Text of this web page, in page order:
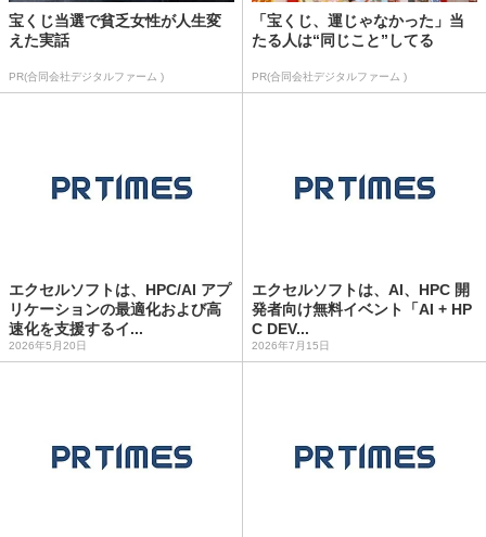
宝くじ当選で貧乏女性が人生変
えた実話
PR(合同会社デジタルファーム )
「宝くじ、運じゃなかった」当
たる人は“同じこと”してる
PR(合同会社デジタルファーム )
エクセルソフトは、HPC/AI アプ
リケーションの最適化および高
速化を支援するイ...
2026年5月20日
エクセルソフトは、AI、HPC 開
発者向け無料イベント「AI + HP
C DEV...
2026年7月15日